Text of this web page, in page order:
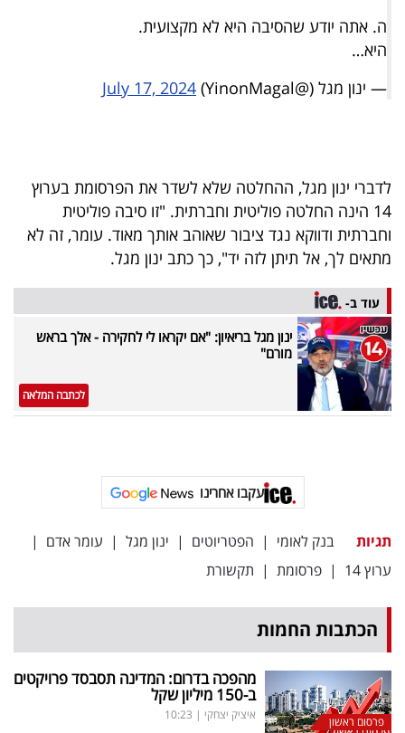
אחרינו:
ה. אתה יודע שהסיבה היא לא מקצועית.
היא…
— ינון מגל (@YinonMagal)
July 17, 2024
לדברי ינון מגל, ההחלטה שלא לשדר את הפרסומת בערוץ
14 הינה החלטה פוליטית וחברתית. "זו סיבה פוליטית
וחברתית ודווקא נגד ציבור שאוהב אותך מאוד. עומר, זה לא
מתאים לך, אל תיתן לזה יד", כך כתב ינון מגל.
עוד ב-
ינון מגל בריאיון: "אם יקראו לי לחקירה - אלך בראש
מורם"
לכתבה המלאה
עקבו אחרינו
תגיות בנק לאומי | הפטריוטים | ינון מגל | עומר אדם |
ערוץ 14
| פרסומת | תקשורת
הכתבות החמות
פרסום ראשון
מהפכה בדרום: המדינה תסבסד פרויקטים
ב-150 מיליון שקל
איציק יצחקי |
10:23